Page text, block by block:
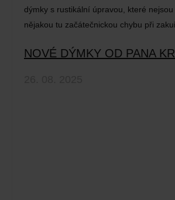
dýmky s rustikální úpravou, které
nějakou tu začátečnickou chybu při
NOVÉ DÝMKY OD PANA